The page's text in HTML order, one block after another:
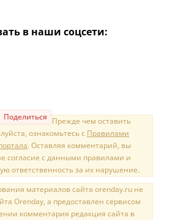
в наши соцсети:
Поделиться Прежде чем оставить
ознакомьтесь с Правилами
. Оставляя комментарий, вы
согласие с данными правилами и
ответственность за их нарушение.
материалов сайта orenday.ru не
Orenday, а предоставлен сервисом
комментария редакция сайта в